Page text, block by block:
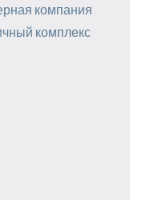
компания
комплекс